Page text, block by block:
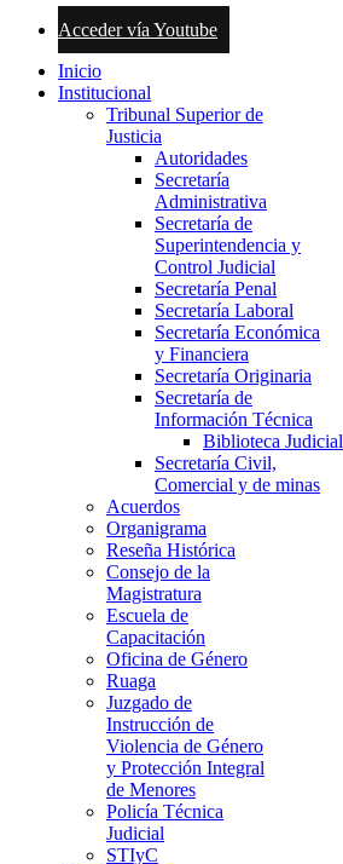
Acceder vía Youtube
Inicio
Institucional
Tribunal Superior de
Justicia
Autoridades
Secretaría
Administrativa
Secretaría de
Superintendencia y
Control Judicial
Secretaría Penal
Secretaría Laboral
Secretaría Económica
y Financiera
Secretaría Originaria
Secretaría de
Información Técnica
Biblioteca Judicial
Secretaría Civil,
Comercial y de minas
Acuerdos
Organigrama
Reseña Histórica
Consejo de la
Magistratura
Escuela de
Capacitación
Oficina de Género
Ruaga
Juzgado de
Instrucción de
Violencia de Género
y Protección Integral
de Menores
Policía Técnica
Judicial
STIyC